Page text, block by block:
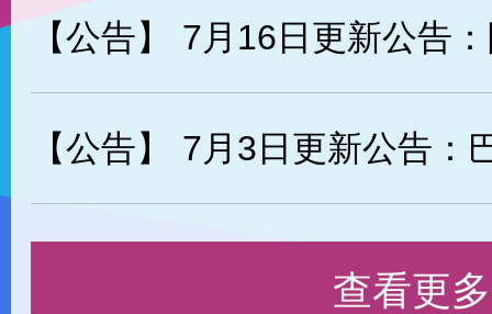
【公告】 7月16日更新公告：阿力
【公告】 7月3日更新公告：巴圖爾返
查看更多